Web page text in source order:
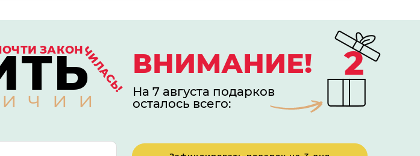
ЗАКОНЧИЛАСЬ! ВНИМАНИЕ!
На 7 августа подарков
осталось всего:
2